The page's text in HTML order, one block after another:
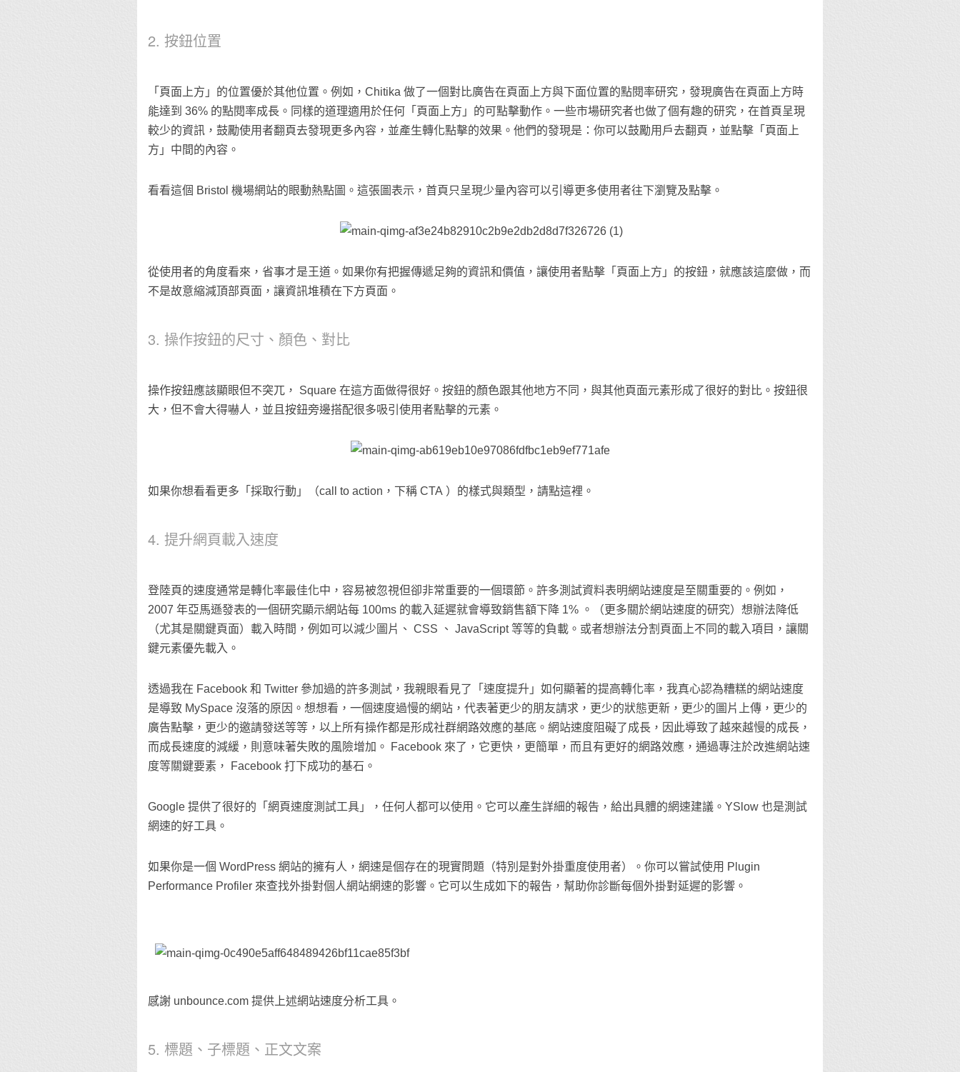
2. 按鈕位置
「頁面上方」的位置優於其他位置。例如，Chitika 做了一個對比廣告在頁面上方與下面位置的點閱率研究，發現廣告在頁面上方時
能達到 36% 的點閱率成長。同樣的道理適用於任何「頁面上方」的可點擊動作。一些市場研究者也做了個有趣的研究，在首頁呈現
較少的資訊，鼓勵使用者翻頁去發現更多內容，並產生轉化點擊的效果。他們的發現是：你可以鼓勵用戶去翻頁，並點擊「頁面上
方」中間的內容。
看看這個 Bristol 機場網站的眼動熱點圖。這張圖表示，首頁只呈現少量內容可以引導更多使用者往下瀏覽及點擊。
從使用者的角度看來，省事才是王道。如果你有把握傳遞足夠的資訊和價值，讓使用者點擊「頁面上方」的按鈕，就應該這麼做，而
不是故意縮減頂部頁面，讓資訊堆積在下方頁面。
3. 操作按鈕的尺寸、顏色、對比
操作按鈕應該顯眼但不突兀， Square 在這方面做得很好。按鈕的顏色跟其他地方不同，與其他頁面元素形成了很好的對比。按鈕很
大，但不會大得嚇人，並且按鈕旁邊搭配很多吸引使用者點擊的元素。
如果你想看看更多「採取行動」（call to action，下稱 CTA ）的樣式與類型，請點這裡。
4. 提升網頁載入速度
登陸頁的速度通常是轉化率最佳化中，容易被忽視但卻非常重要的一個環節。許多測試資料表明網站速度是至關重要的。例如，
2007 年亞馬遜發表的一個研究顯示網站每 100ms 的載入延遲就會導致銷售額下降 1% 。（更多關於網站速度的研究）想辦法降低
（尤其是關鍵頁面）載入時間，例如可以減少圖片、 CSS 、 JavaScript 等等的負載。或者想辦法分割頁面上不同的載入項目，讓關
鍵元素優先載入。
透過我在 Facebook 和 Twitter 參加過的許多測試，我親眼看見了「速度提升」如何顯著的提高轉化率，我真心認為糟糕的網站速度
是導致 MySpace 沒落的原因。想想看，一個速度過慢的網站，代表著更少的朋友請求，更少的狀態更新，更少的圖片上傳，更少的
廣告點擊，更少的邀請發送等等，以上所有操作都是形成社群網路效應的基底。網站速度阻礙了成長，因此導致了越來越慢的成長，
而成長速度的減緩，則意味著失敗的風險增加。 Facebook 來了，它更快，更簡單，而且有更好的網路效應，通過專注於改進網站速
度等關鍵要素， Facebook 打下成功的基石。
Google 提供了很好的「網頁速度測試工具」，任何人都可以使用。它可以產生詳細的報告，給出具體的網速建議。YSlow 也是測試
網速的好工具。
如果你是一個 WordPress 網站的擁有人，網速是個存在的現實問題（特別是對外掛重度使用者）。你可以嘗試使用 Plugin
Performance Profiler 來查找外掛對個人網站網速的影響。它可以生成如下的報告，幫助你診斷每個外掛對延遲的影響。
感謝 unbounce.com 提供上述網站速度分析工具。
5. 標題、子標題、正文文案